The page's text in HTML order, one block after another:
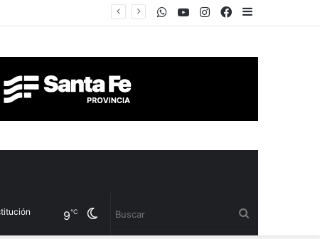
Facebook
Instagram
Youtube
WhatsApp
Cambiar
9℃